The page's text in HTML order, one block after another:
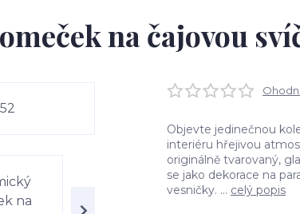
na čajovou
Objevte jedinečnou
interiéru hřejivou
originálně tvarovaný,
se jako dekorace na
vesničky. ... celý popis